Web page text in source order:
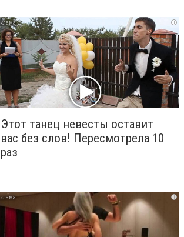
i
Этот танец невесты оставит
вас без слов! Пересмотрела 10
раз
i